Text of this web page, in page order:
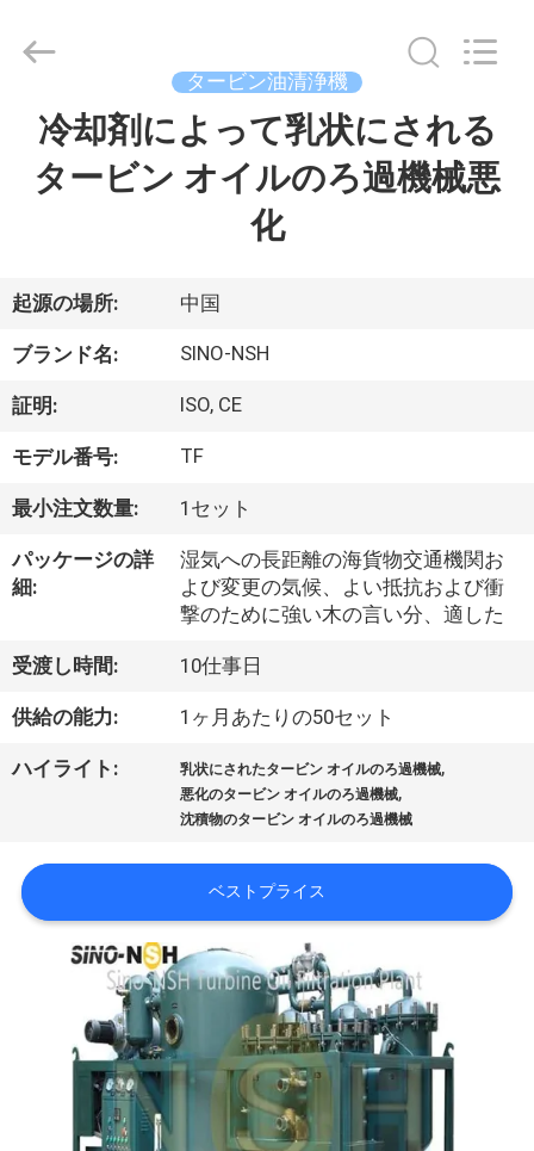
ダ
ク
ト
私
に
い
て
場
旅
NSH
Reserved.
タービン油清浄機
冷却剤によって乳状にされる
タービン オイルのろ過機械悪
化
起源の場所: 中国
ブランド名: SINO-NSH
証明: ISO, CE
モデル番号: TF
最小注文数量: 1セット
パッケージの詳
細:
湿気への長距離の海貨物交通機関お
よび変更の気候、よい抵抗および衝
撃のために強い木の言い分、適した
受渡し時間: 10仕事日
供給の能力: 1ヶ月あたりの50セット
ハイライト: 乳状にされたタービン オイルのろ過機械,
悪化のタービン オイルのろ過機械,
沈積物のタービン オイルのろ過機械
ベストプライス